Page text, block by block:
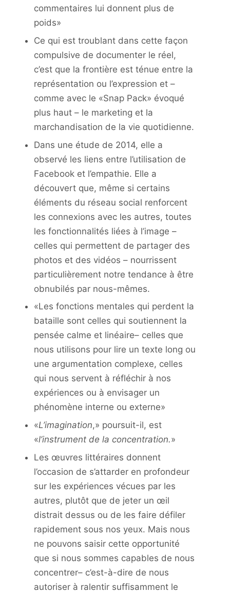
commentaires lui donnent plus de
poids»
Ce qui est troublant dans cette façon
compulsive de documenter le réel,
c’est que la frontière est ténue entre la
représentation ou l’expression et –
comme avec le «Snap Pack» évoqué
plus haut – le marketing et la
marchandisation de la vie quotidienne.
Dans une étude de 2014, elle a
observé les liens entre l’utilisation de
Facebook et l’empathie. Elle a
découvert que, même si certains
éléments du réseau social renforcent
les connexions avec les autres, toutes
les fonctionnalités liées à l’image –
celles qui permettent de partager des
photos et des vidéos – nourrissent
particulièrement notre tendance à être
obnubilés par nous-mêmes.
«Les fonctions mentales qui perdent la
bataille sont celles qui soutiennent la
pensée calme et linéaire– celles que
nous utilisons pour lire un texte long ou
une argumentation complexe, celles
qui nous servent à réfléchir à nos
expériences ou à envisager un
phénomène interne ou externe»
«L’imagination,» poursuit-il, est
«l’instrument de la concentration.»
Les œuvres littéraires donnent
l’occasion de s’attarder en profondeur
sur les expériences vécues par les
autres, plutôt que de jeter un œil
distrait dessus ou de les faire défiler
rapidement sous nos yeux. Mais nous
ne pouvons saisir cette opportunité
que si nous sommes capables de nous
concentrer– c’est-à-dire de nous
autoriser à ralentir suffisamment le